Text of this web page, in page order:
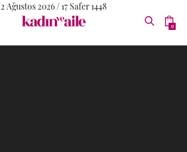
2 Ağustos 2026 / 17 Safer 1448
0